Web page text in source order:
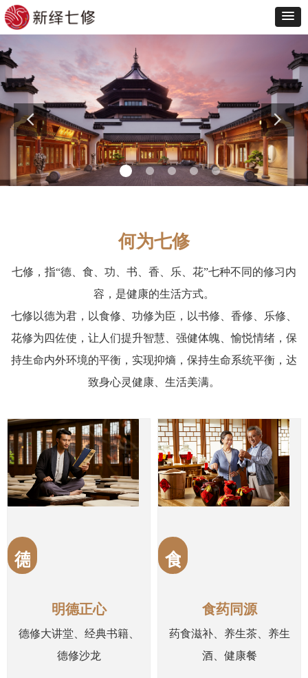
何为七修
七修，指“德、食、功、书、香、乐、花”七种不同的修习内
容，是健康的生活方式。
七修以德为君，以食修、功修为臣，以书修、香修、乐修、
花修为四佐使，让人们提升智慧、强健体魄、愉悦情绪，保
持生命内外环境的平衡，实现抑熵，保持生命系统平衡，达
致身心灵健康、生活美满。
德
明德正心
德修大讲堂、经典书籍、
德修沙龙
食
食药同源
药食滋补、养生茶、养生
酒、健康餐